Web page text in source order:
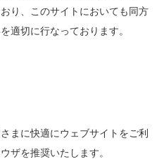
おり、このサイトにおいても同方
適切に行なっております。
まに快適にウェブサイトをご利
ザを推奨いたします。